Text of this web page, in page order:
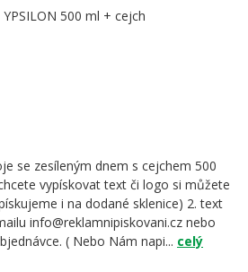
se zesíleným dnem s cejchem 500
vypískovat text či logo si můžete
i na dodané sklenice) 2. text
info@reklamnipiskovani.cz nebo
( Nebo Nám napi... celý